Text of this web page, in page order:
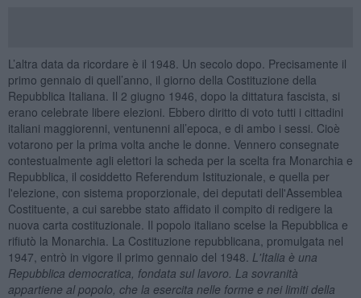
L’altra data da ricordare è il 1948. Un secolo dopo. Precisamente il
primo gennaio di quell’anno, il giorno della Costituzione della
Repubblica Italiana. Il 2 giugno 1946, dopo la dittatura fascista, si
erano celebrate libere elezioni. Ebbero diritto di voto tutti i cittadini
italiani maggiorenni, ventunenni all’epoca, e di ambo i sessi. Cioè
votarono per la prima volta anche le donne. Vennero consegnate
contestualmente agli elettori la scheda per la scelta fra Monarchia e
Repubblica, il cosiddetto Referendum Istituzionale, e quella per
l'elezione, con sistema proporzionale, dei deputati dell'Assemblea
Costituente, a cui sarebbe stato affidato il compito di redigere la
nuova carta costituzionale. Il popolo italiano scelse la Repubblica e
rifiutò la Monarchia. La Costituzione repubblicana, promulgata nel
1947, entrò in vigore il primo gennaio del 1948. L'Italia è una
Repubblica democratica, fondata sul lavoro. La sovranità
appartiene al popolo, che la esercita nelle forme e nei limiti della